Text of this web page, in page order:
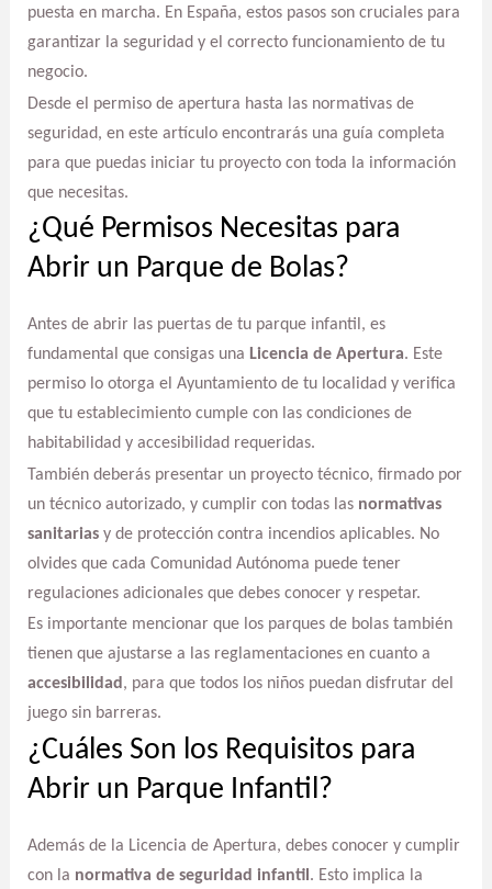
puesta en marcha. En España, estos pasos son cruciales para
garantizar la seguridad y el correcto funcionamiento de tu
negocio.
Desde el permiso de apertura hasta las normativas de
seguridad, en este artículo encontrarás una guía completa
para que puedas iniciar tu proyecto con toda la información
que necesitas.
¿Qué Permisos Necesitas para
Abrir un Parque de Bolas?
Antes de abrir las puertas de tu parque infantil, es
fundamental que consigas una Licencia de Apertura. Este
permiso lo otorga el Ayuntamiento de tu localidad y verifica
que tu establecimiento cumple con las condiciones de
habitabilidad y accesibilidad requeridas.
También deberás presentar un proyecto técnico, firmado por
un técnico autorizado, y cumplir con todas las normativas
sanitariasy de protección contra incendios aplicables. No
olvides que cada Comunidad Autónoma puede tener
regulaciones adicionales que debes conocer y respetar.
Es importante mencionar que los parques de bolas también
tienen que ajustarse a las reglamentaciones en cuanto a
accesibilidad, para que todos los niños puedan disfrutar del
juego sin barreras.
¿Cuáles Son los Requisitos para
Abrir un Parque Infantil?
Además de la Licencia de Apertura, debes conocer y cumplir
con la normativa de seguridad infantil . Esto implica la